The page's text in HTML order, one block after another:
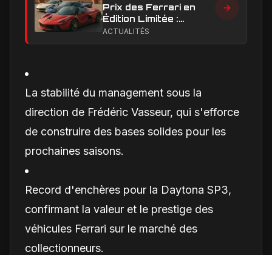
Prix des Ferrari en
Édition Limitée :
Combien Coûtent les
ACTUALITÉS
La stabilité du management sous la
direction de Frédéric Vasseur, qui s'efforce
de construire des bases solides pour les
prochaines saisons.
Record d'enchères pour la Daytona SP3,
confirmant la valeur et le prestige des
véhicules Ferrari sur le marché des
collectionneurs.